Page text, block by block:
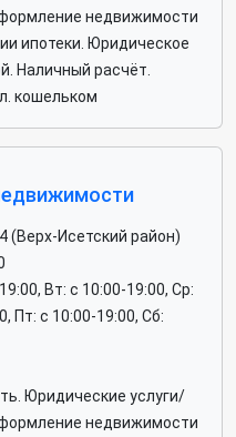
недвижимости
ипотеки. Юридическое
Наличный расчёт.
кошельком
(Верх-Исетский район)
Вт: c 10:00-19:00, Ср:
Пт: c 10:00-19:00, Сб:
Юридические услуги/
недвижимости